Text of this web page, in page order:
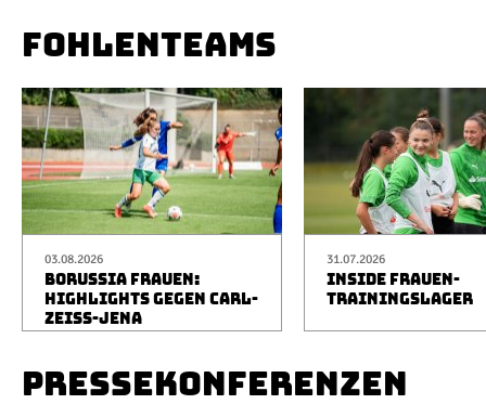
FOHLENTEAMS
03.08.2026
BORUSSIA FRAUEN:
HIGHLIGHTS GEGEN CARL-
ZEISS-JENA
31.07.2026
INSIDE FRAUEN-
TRAININGSLAGER
PRESSEKONFERENZEN